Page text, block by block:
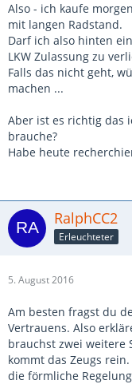
Also - ich kaufe
mit langen Radstand.
Darf ich also hinten
LKW Zulassung zu
Falls das nicht geht,
machen ...
Aber ist es richtig das
brauche?
Habe heute
RalphCC2
Erleuchteter
5. August 2016
Am besten fragst du
Vertrauens. Also
brauchst zwei
kommt das Zeugs
die förmliche